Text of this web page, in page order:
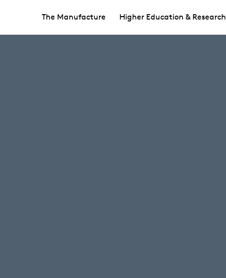
The Manufacture Higher Education & Research